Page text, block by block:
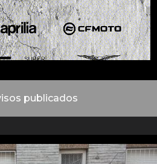
publicados